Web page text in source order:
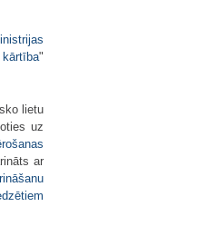
"
lietu
uz
ar